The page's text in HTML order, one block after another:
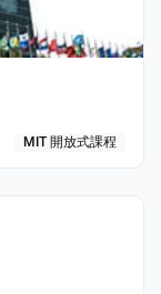
MIT 開放式課程